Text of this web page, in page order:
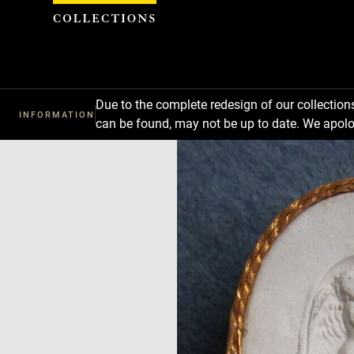
INFORMATION
Due to the complete redesign of our
can be found, may not be up to date. We
Cookies management panel